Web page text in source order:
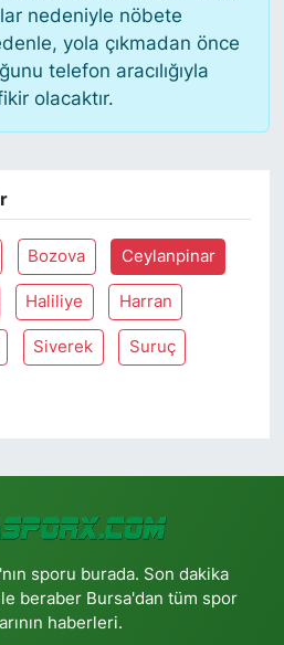
nedeniyle nöbete
yola çıkmadan önce
telefon aracılığıyla
olacaktır.
Bozova Ceylanpinar
Haliliye Harran
Siverek Suruç
sporu burada. Son dakika
beraber Bursa'dan tüm spor
haberleri.